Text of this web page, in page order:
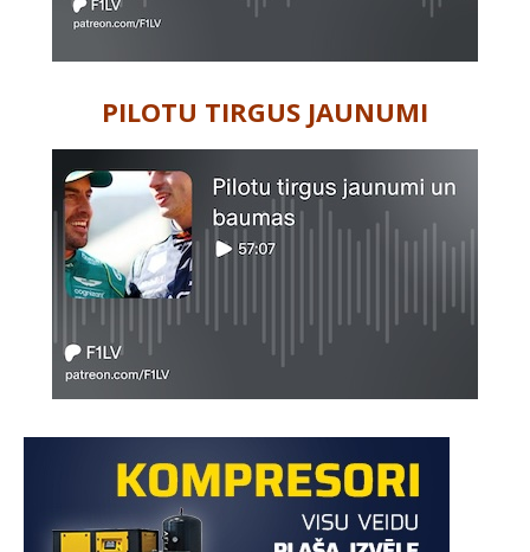
PILOTU TIRGUS JAUNUMI